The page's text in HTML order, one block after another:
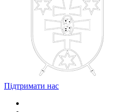
Підтримати нас